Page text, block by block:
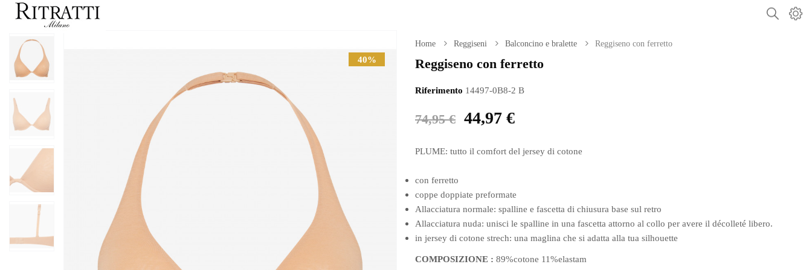
40%
Home Reggiseni Balconcino e bralette Reggiseno con ferretto
Reggiseno con ferretto
Riferimento 14497-0B8-2 B
74,95 € 44,97 €
PLUME: tutto il comfort del jersey di cotone
con ferretto
coppe doppiate preformate
Allacciatura normale: spalline e fascetta di chiusura base sul retro
Allacciatura nuda: unisci le spalline in una fascetta attorno al collo per avere il décolleté libero.
in jersey di cotone strech: una maglina che si adatta alla tua silhouette
COMPOSIZIONE : 89%cotone 11%elastam